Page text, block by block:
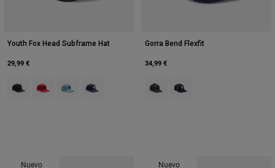
Youth Fox Head Subframe Hat
29,99 €
Product swatch type of Negro.
Product swatch type of Rojo fuego.
Product swatch type of Azul hielo.
Product swatch type of Azul medianoche.
Gorra Bend Flexfit
34,99 €
Product swatch type of Gris
Product swatch type of
Nuevo Nuevo